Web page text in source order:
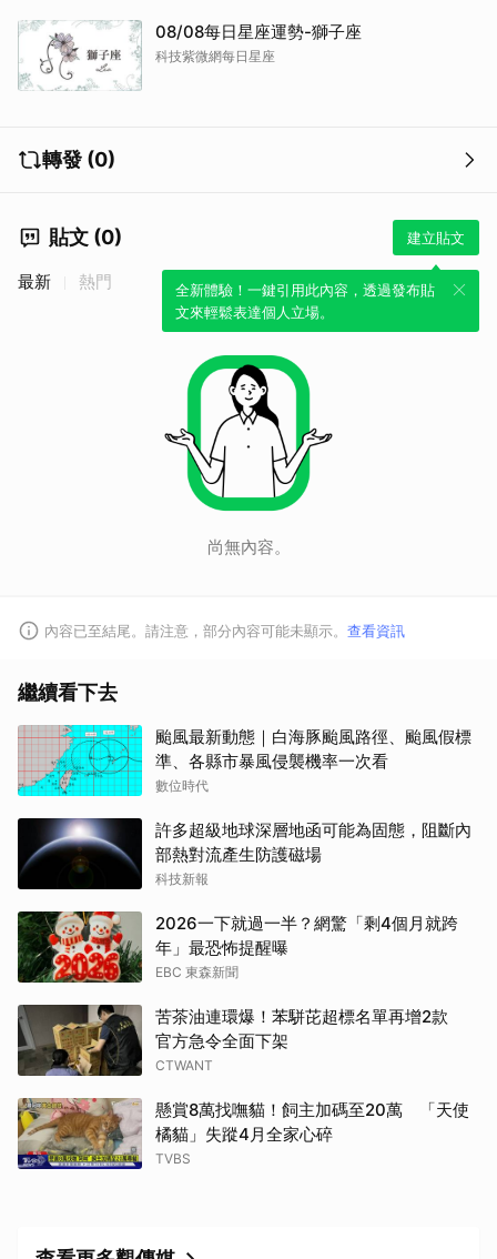
08/08每日星座運勢-獅子座
科技紫微網每日星座
轉發 (0)
貼文 (0) 建立貼文
全新體驗！一鍵引用此內容，透過發布貼
文來輕鬆表達個人立場。
最新 熱門
尚無內容。
內容已至結尾。請注意，部分內容可能未顯示。 查看資訊
繼續看下去
颱風最新動態｜白海豚颱風路徑、颱風假標
準、各縣市暴風侵襲機率一次看
數位時代
許多超級地球深層地函可能為固態，阻斷內
部熱對流產生防護磁場
科技新報
2026一下就過一半？網驚「剩4個月就跨
年」最恐怖提醒曝
EBC 東森新聞
苦茶油連環爆！苯駢芘超標名單再增2款
官方急令全面下架
CTWANT
懸賞8萬找嘸貓！飼主加碼至20萬 「天使
橘貓」失蹤4月全家心碎
TVBS